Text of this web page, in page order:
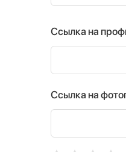
Ссылка на
Ссылка на